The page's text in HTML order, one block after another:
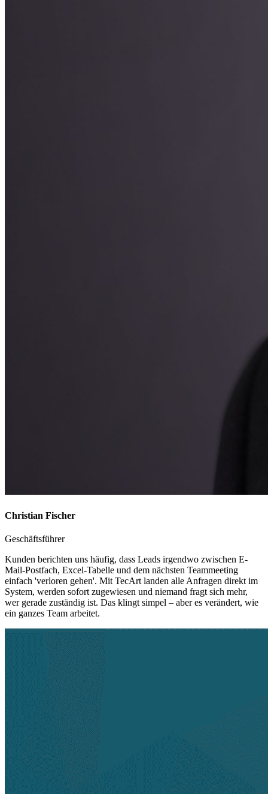
Christian Fischer
Geschäftsführer
Kunden berichten uns häufig, dass Leads irgendwo zwischen E-
Mail-Postfach, Excel-Tabelle und dem nächsten Teammeeting
einfach 'verloren gehen'. Mit TecArt landen alle Anfragen direkt im
System, werden sofort zugewiesen und niemand fragt sich mehr,
wer gerade zuständig ist. Das klingt simpel – aber es verändert, wie
ein ganzes Team arbeitet.